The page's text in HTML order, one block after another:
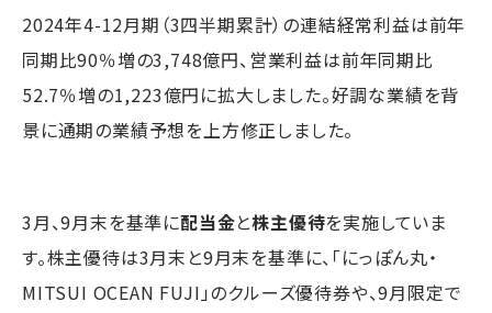
2024年4-12月期（3四半期累計）の連結経常利益は前年
同期比90％増の3,748億円、営業利益は前年同期比
52.7％増の1,223億円に拡大しました。好調な業績を背
景に通期の業績予想を上方修正しました。
3月、9月末を基準に配当金と株主優待を実施していま
す。株主優待は3月末と9月末を基準に、「にっぽん丸・
MITSUI OCEAN FUJI」のクルーズ優待券や、9月限定で